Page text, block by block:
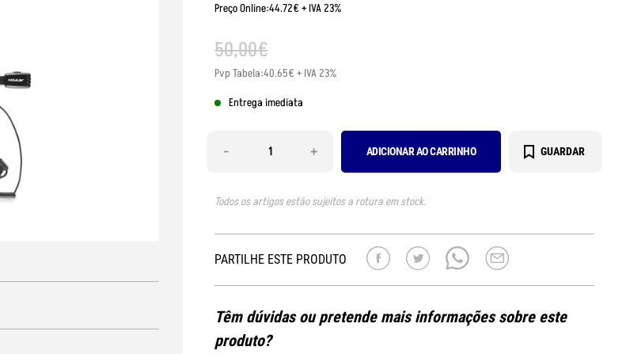
Preço Online:44.72€ + IVA 23%
50,00€
Pvp Tabela:40.65€ + IVA 23%
Entrega imediata
- + ADICIONAR AO CARRINHO GUARDAR
Todos os artigos estão sujeitos a rotura em stock.
PARTILHE ESTE PRODUTO
Têm dúvidas ou pretende mais informações sobre este
produto?